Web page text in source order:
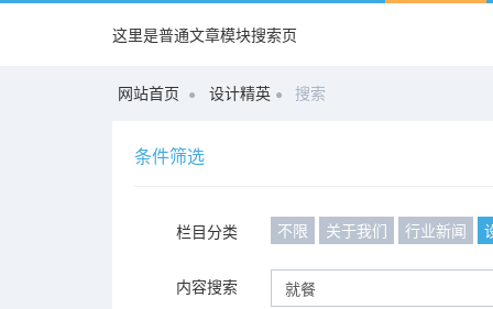
这里是普通文章模块搜索页
网站首页 设计精英 搜索
条件筛选
栏目分类 不限 关于我们 行业新闻
内容搜索